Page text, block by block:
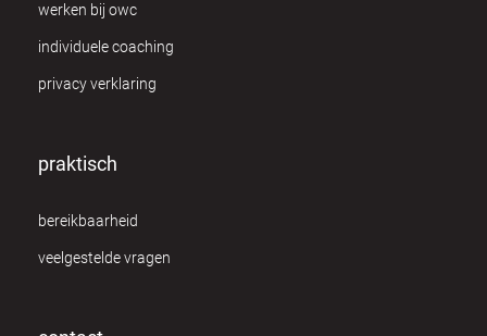
werken bij owc
individuele coaching
privacy verklaring
praktisch
bereikbaarheid
veelgestelde vragen